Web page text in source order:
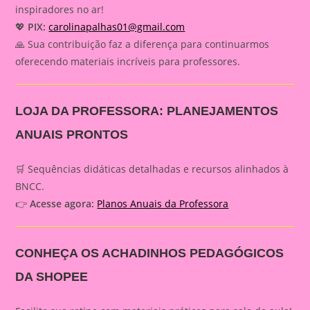
inspiradores no ar!
💖 PIX: carolinapalhas01@gmail.com
🙏 Sua contribuição faz a diferença para continuarmos
oferecendo materiais incríveis para professores.
LOJA DA PROFESSORA: PLANEJAMENTOS
ANUAIS PRONTOS
🛒 Sequências didáticas detalhadas e recursos alinhados à
BNCC.
👉Acesse agora: Planos Anuais da Professora
CONHEÇA OS ACHADINHOS PEDAGÓGICOS
DA SHOPEE